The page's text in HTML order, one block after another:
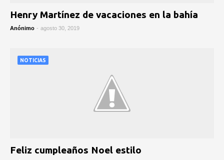
Henry Martínez de vacaciones en la bahía
Anónimo - agosto 30, 2019
NOTICIAS
Feliz cumpleaños Noel estilo